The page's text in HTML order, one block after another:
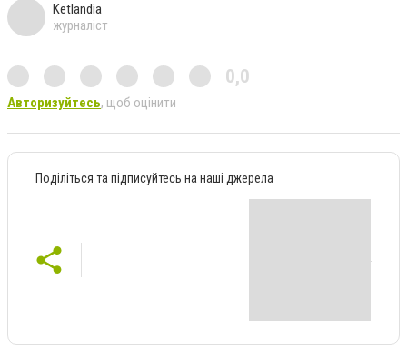
Ketlandia
журналіст
0,0
Авторизуйтесь, щоб оцінити
Поділіться та підписуйтесь на наші джерела